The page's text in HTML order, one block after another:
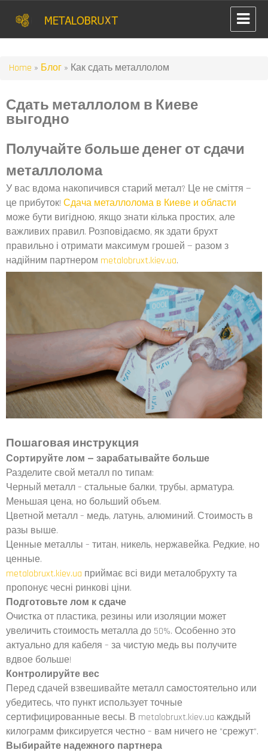
Home » Блог » Как сдать металлолом
Сдать металлолом в Киеве
выгодно
Получайте больше денег от сдачи
металлолома
У вас вдома накопичився старий метал? Це не сміття —
це прибуток! Сдача металлолома в Киеве и области
може бути вигідною, якщо знати кілька простих, але
важливих правил. Розповідаємо, як здати брухт
правильно і отримати максимум грошей — разом з
надійним партнером metalobruxt.kiev.ua.
Пошаговая инструкция
Сортируйте лом — зарабатывайте больше
Разделите свой металл по типам:
Черный металл – стальные балки, трубы, арматура.
Меньшая цена, но больший объем.
Цветной металл – медь, латунь, алюминий. Стоимость в
разы выше.
Ценные металлы – титан, никель, нержавейка. Редкие, но
ценные.
metalobruxt.kiev.ua приймає всі види металобрухту та
пропонує чесні ринкові ціни.
Подготовьте лом к ​​сдаче
Очистка от пластика, резины или изоляции может
увеличить стоимость металла до 50%. Особенно это
актуально для кабеля – за чистую медь вы получите
вдвое больше!
Контролируйте вес
Перед сдачей взвешивайте металл самостоятельно или
убедитесь, что пункт использует точные
сертифицированные весы. В metalobruxt.kiev.ua каждый
килограмм фиксируется честно – вам ничего не "срежут".
Выбирайте надежного партнера